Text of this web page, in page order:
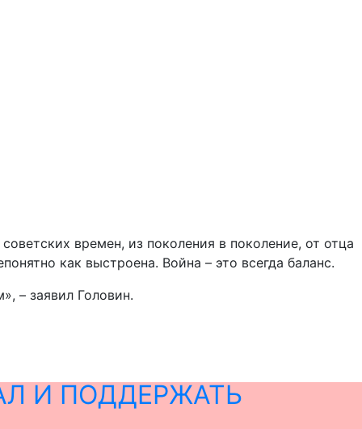
времен, из поколения в поколение, от отца
как выстроена. Война – это всегда баланс.
– заявил Головин.
И ПОДДЕРЖАТЬ